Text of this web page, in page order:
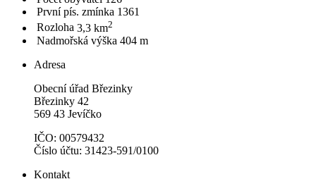
První pís. zmínka 1361
Rozloha 3,3 km2
Nadmořská výška 404 m
Adresa
Obecní úřad Březinky
Březinky 42
569 43 Jevíčko
IČO: 00579432
Číslo účtu: 31423-591/0100
Kontakt